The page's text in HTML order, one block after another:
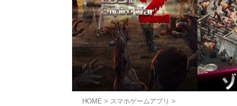
HOME > スマホゲームアプリ >